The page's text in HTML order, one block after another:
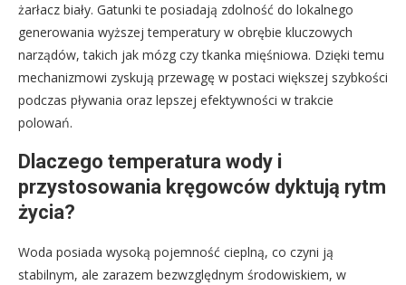
żarłacz biały. Gatunki te posiadają zdolność do lokalnego
generowania wyższej temperatury w obrębie kluczowych
narządów, takich jak mózg czy tkanka mięśniowa. Dzięki temu
mechanizmowi zyskują przewagę w postaci większej szybkości
podczas pływania oraz lepszej efektywności w trakcie
polowań.
Dlaczego temperatura wody i
przystosowania kręgowców dyktują rytm
życia?
Woda posiada wysoką pojemność cieplną, co czyni ją
stabilnym, ale zarazem bezwzględnym środowiskiem, w